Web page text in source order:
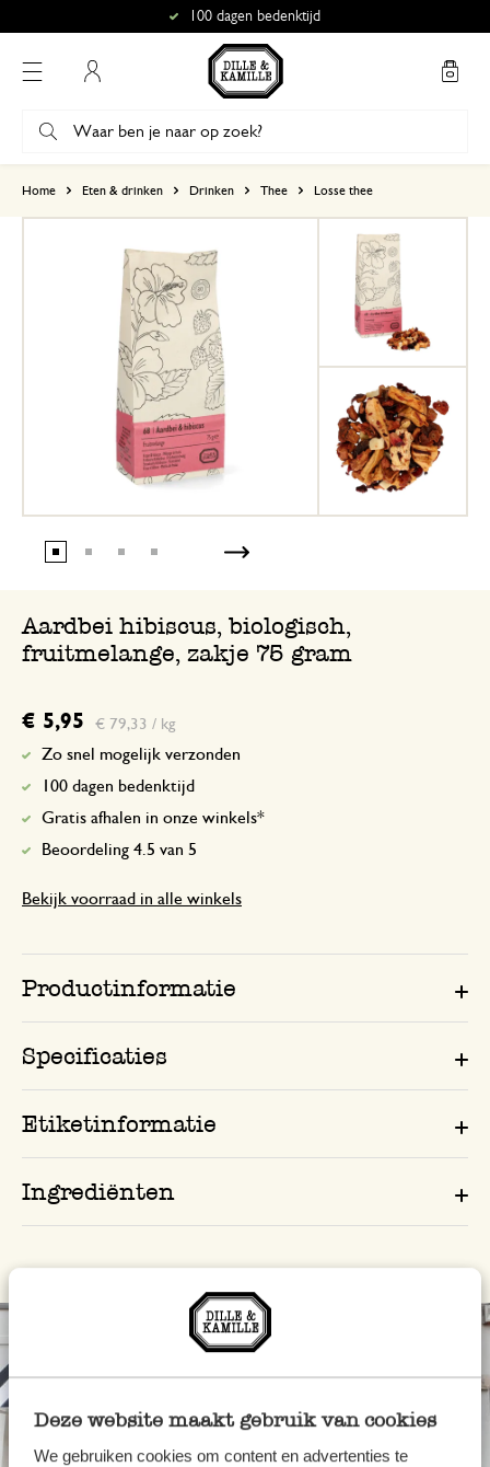
Deze website maakt gebruik van cookies
We gebruiken cookies om content en advertenties te
100 dagen bedenktijd
Home Eten & drinken Drinken Thee Losse thee
Aardbei hibiscus, biologisch,
fruitmelange, zakje 75 gram
€ 5,95 € 79,33 / kg
Zo snel mogelijk verzonden
100 dagen bedenktijd
Gratis afhalen in onze winkels*
Beoordeling 4.5 van 5
Bekijk voorraad in alle winkels
Productinformatie
Specificaties
Etiketinformatie
Ingrediënten